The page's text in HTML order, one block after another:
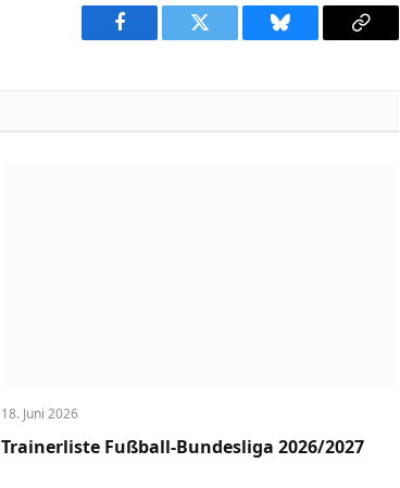
Facebook Twitter Bluesky
Copy
18. Juni 2026
Trainerliste Fußball-Bundesliga 2026/2027